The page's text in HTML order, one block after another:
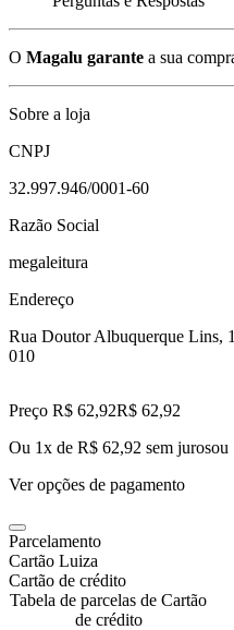
O Magalu garante a sua
Sobre a loja
CNPJ
32.997.946/0001-60
Razão Social
megaleitura
Endereço
Rua Doutor Albuquerque Lins,
010
Preço R$ 62,92R$ 62,92
Ou 1x de R$ 62,92 sem jurosou
Ver opções de pagamento
Parcelamento
Cartão Luiza
Cartão de crédito
Tabela de parcelas de Cartão
de crédito